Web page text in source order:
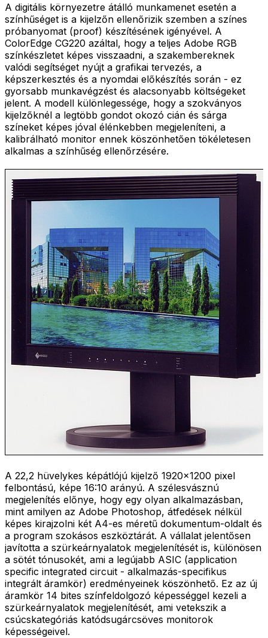
A digitális környezetre átálló munkamenet esetén a
színhűséget is a kijelzőn ellenőrizik szemben a színes
próbanyomat (proof) készítésének igényével. A
ColorEdge CG220 azáltal, hogy a teljes Adobe RGB
színkészletet képes visszaadni, a szakembereknek
valódi segítséget nyújt a grafikai tervezés, a
képszerkesztés és a nyomdai előkészítés során - ez
gyorsabb munkavégzést és alacsonyabb költségeket
jelent. A modell különlegessége, hogy a szokványos
kijelzőknél a legtöbb gondot okozó cián és sárga
színeket képes jóval élénkebben megjeleníteni, a
kalibrálható monitor ennek köszönhetően tökéletesen
alkalmas a színhűség ellenőrzésére.
A 22,2 hüvelykes képátlójú kijelző 1920x1200 pixel
felbontású, képe 16:10 arányú. A szélesvásznú
megjelenítés előnye, hogy egy olyan alkalmazásban,
mint amilyen az Adobe Photoshop, átfedések nélkül
képes kirajzolni két A4-es méretű dokumentum-oldalt és
a program szokásos eszköztárát. A vállalat jelentősen
javította a szürkeárnyalatok megjelenítését is, különösen
a sötét tónusokét, ami a legújabb ASIC (application
specific integrated circuit - alkalmazás-specifikus
integrált áramkör) eredményeinek köszönhető. Ez az új
áramkör 14 bites színfeldolgozó képességgel kezeli a
szürkeárnyalatok megjelenítését, ami vetekszik a
csúcskategóriás katódsugárcsöves monitorok
képességeivel.